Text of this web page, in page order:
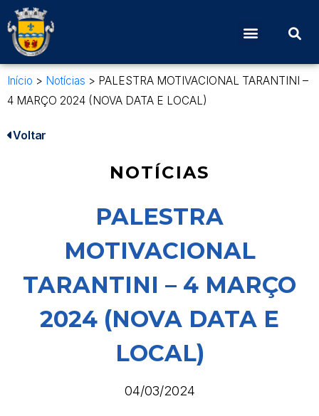
Início > Notícias > PALESTRA MOTIVACIONAL TARANTINI –
4 MARÇO 2024 (NOVA DATA E LOCAL)
Voltar
NOTÍCIAS
PALESTRA
MOTIVACIONAL
TARANTINI – 4 MARÇO
2024 (NOVA DATA E
LOCAL)
04/03/2024